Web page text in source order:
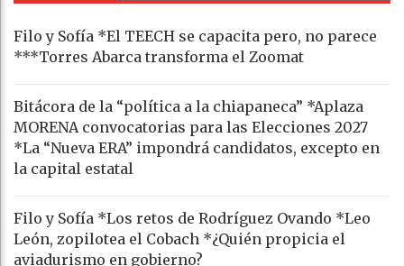
Filo y Sofía *El TEECH se capacita pero, no parece
***Torres Abarca transforma el Zoomat
Bitácora de la “política a la chiapaneca” *Aplaza
MORENA convocatorias para las Elecciones 2027
*La “Nueva ERA” impondrá candidatos, excepto en
la capital estatal
Filo y Sofía *Los retos de Rodríguez Ovando *Leo
León, zopilotea el Cobach *¿Quién propicia el
aviadurismo en gobierno?